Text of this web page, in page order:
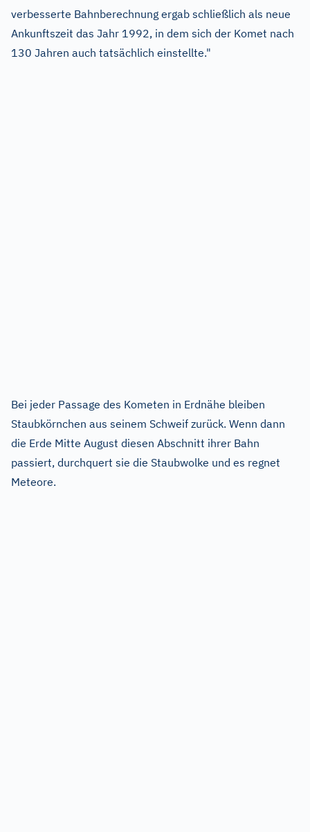
verbesserte Bahnberechnung ergab schließlich als neue
Ankunftszeit das Jahr 1992, in dem sich der Komet nach
130 Jahren auch tatsächlich einstellte."
Bei jeder Passage des Kometen in Erdnähe bleiben
Staubkörnchen aus seinem Schweif zurück. Wenn dann
die Erde Mitte August diesen Abschnitt ihrer Bahn
passiert, durchquert sie die Staubwolke und es regnet
Meteore.